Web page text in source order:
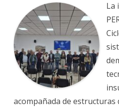
La
acompañada de estructuras